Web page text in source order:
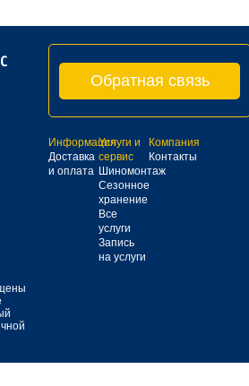
Обратная связь
Информация
Доставка
и оплата
Услуги и
сервис
Шиномонтаж
Сезонное
хранение
Все
услуги
Запись
на услуги
Компания
Контакты